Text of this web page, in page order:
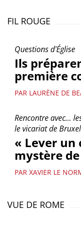
FIL ROUGE
Questions d'Église
Ils
première
PAR LAURÈNE DE
Rencontre avec...
le vicariat de
« Lever un
mystère
PAR XAVIER LE
VUE DE ROME